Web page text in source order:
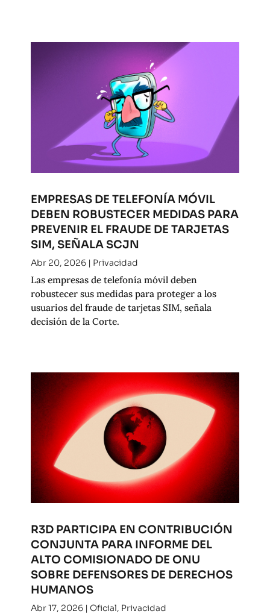
EMPRESAS DE TELEFONÍA MÓVIL
DEBEN ROBUSTECER MEDIDAS PARA
PREVENIR EL FRAUDE DE TARJETAS
SIM, SEÑALA SCJN
Abr 20, 2026| Privacidad
Las empresas de telefonía móvil deben
robustecer sus medidas para proteger a los
usuarios del fraude de tarjetas SIM, señala
decisión de la Corte.
R3D PARTICIPA EN CONTRIBUCIÓN
CONJUNTA PARA INFORME DEL
ALTO COMISIONADO DE ONU
SOBRE DEFENSORES DE DERECHOS
HUMANOS
Abr 17, 2026| Oficial, Privacidad